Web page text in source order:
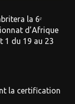
la 6ᵉ
d’Afrique
1 du 19 au 23
la certification